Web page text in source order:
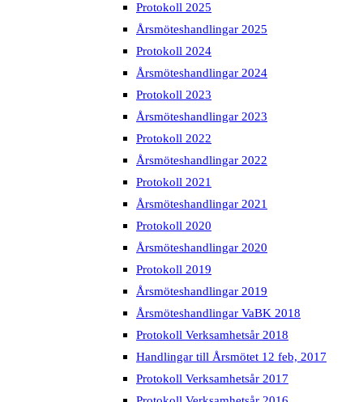
Protokoll 2025
Årsmöteshandlingar 2025
Protokoll 2024
Årsmöteshandlingar 2024
Protokoll 2023
Årsmöteshandlingar 2023
Protokoll 2022
Årsmöteshandlingar 2022
Protokoll 2021
Årsmöteshandlingar 2021
Protokoll 2020
Årsmöteshandlingar 2020
Protokoll 2019
Årsmöteshandlingar 2019
Årsmöteshandlingar VaBK 2018
Protokoll Verksamhetsår 2018
Handlingar till Årsmötet 12 feb, 2017
Protokoll Verksamhetsår 2017